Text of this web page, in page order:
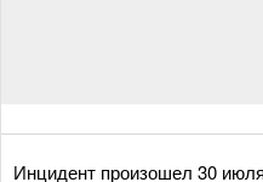
Инцидент произошел 30